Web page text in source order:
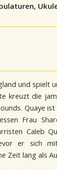
und spielt
kreuzt die
Quaye ist
Frau
Caleb
er sich mit
Zeit lang als